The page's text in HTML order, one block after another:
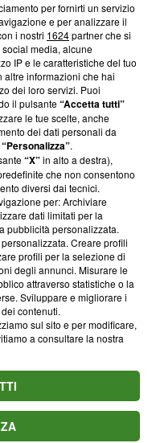
su Blasting
come ci impegniamo a
la nostra aderenza a
News non è
richiesto di farne
una verifica di
Carlo Frasca, 3 - 6900
per fornirti un servizio
e per analizzare il
i nostri 1624partner che si
media, alcune
IP e le caratteristiche del tuo
informazioni che hai
dei loro servizi. Puoi
il pulsante“Accetta tutti”
le tue scelte, anche
dei dati personali da
“Personalizza”.
“X”in alto a destra),
che non consentono
diversi dai tecnici.
per: Archiviare
dati limitati per la
pubblicità personalizzata.
Creare profili
profili per la selezione di
degli annunci. Misurare le
attraverso statistiche o la
Sviluppare e migliorare i
contenuti.
sul sito e per modificare,
a consultare la nostra